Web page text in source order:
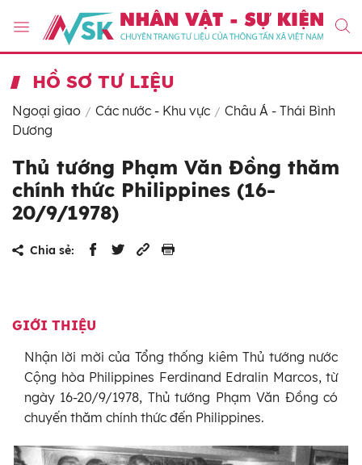
HỒ SƠ TƯ LIỆU
Ngoại giao Các nước - Khu vực
Châu Á - Thái Bình
Dương
Thủ tướng Phạm Văn Đồng thăm
chính thức Philippines (16-
20/9/1978)
Chia sẻ:
GIỚI THIỆU
Nhận lời mời của Tổng thống kiêm Thủ tướng nước
Cộng hòa Philippines Ferdinand Edralin Marcos, từ
ngày 16-20/9/1978, Thủ tướng Phạm Văn Đồng có
chuyến thăm chính thức đến Philippines.